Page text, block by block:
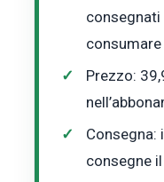
consumare
Prezzo:
Consegna:
consegne